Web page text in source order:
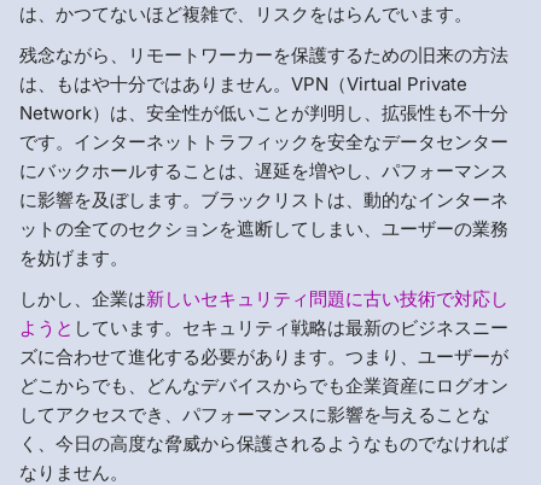
は、かつてないほど複雑で、リスクをはらんでいます。
残念ながら、リモートワーカーを保護するための旧来の方法
は、もはや十分ではありません。VPN（Virtual Private
Network）は、安全性が低いことが判明し、拡張性も不十分
です。インターネットトラフィックを安全なデータセンター
にバックホールすることは、遅延を増やし、パフォーマンス
に影響を及ぼします。ブラックリストは、動的なインターネ
ットの全てのセクションを遮断してしまい、ユーザーの業務
を妨げます。
しかし、企業は新しいセキュリティ問題に古い技術で対応し
ようと しています。セキュリティ戦略は最新のビジネスニー
ズに合わせて進化する必要があります。つまり、ユーザーが
どこからでも、どんなデバイスからでも企業資産にログオン
してアクセスでき、パフォーマンスに影響を与えることな
く、今日の高度な脅威から保護されるようなものでなければ
なりません。